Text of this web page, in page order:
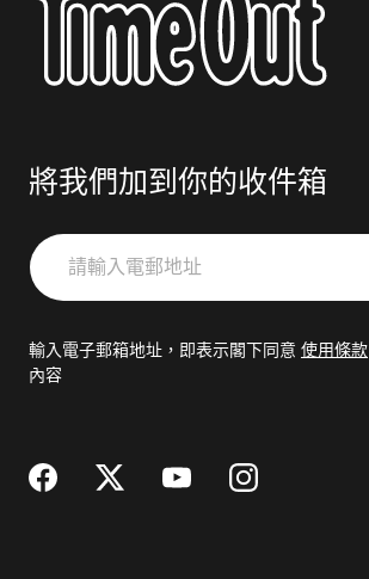
將我們加到你的收件箱
請
輸
郵
輸入電子郵箱地址，即表示閣下同意 使用條款
內容